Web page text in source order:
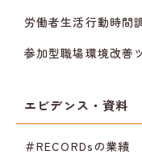
労働者生活行動時間
参加型職場環境改善
エビデンス・資料
＃RECORDsの業績